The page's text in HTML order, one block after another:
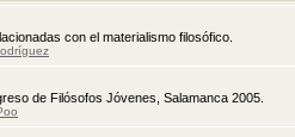
con el materialismo filosófico.
de Filósofos Jóvenes, Salamanca 2005.